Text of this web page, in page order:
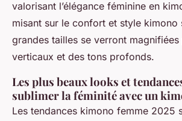
valorisant l’élégance féminine en
misant sur le confort et style kimono
grandes tailles se verront
verticaux et des tons profonds.
Les plus beaux looks et
sublimer la féminité avec un
Les tendances kimono femme 2025